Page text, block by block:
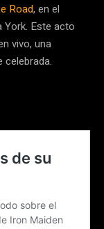
Road, en el
York. Este acto
vivo, una